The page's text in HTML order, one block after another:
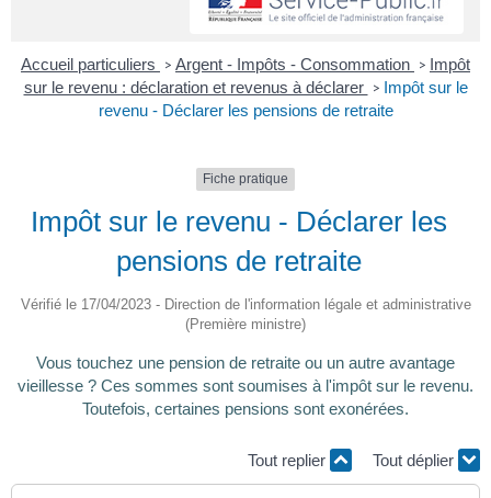
Accueil particuliers > Argent - Impôts - Consommation > Impôt
sur le revenu : déclaration et revenus à déclarer > Impôt sur le
revenu - Déclarer les pensions de retraite
Fiche pratique
Impôt sur le revenu - Déclarer les
pensions de retraite
Vérifié le 17/04/2023 - Direction de l'information légale et administrative
(Première ministre)
Vous touchez une pension de retraite ou un autre avantage
vieillesse ? Ces sommes sont soumises à l'impôt sur le revenu.
Toutefois, certaines pensions sont exonérées.
Tout replier Tout déplier